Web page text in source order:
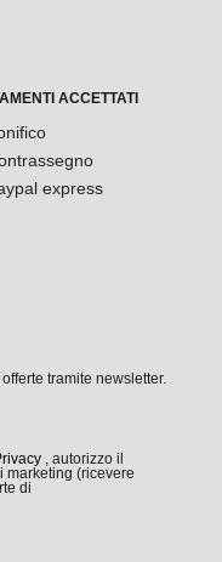
ACCETTATI
express
tramite newsletter.
, autorizzo il
marketing (ricevere
di